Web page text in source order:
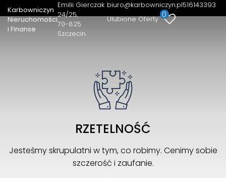
Karbowniczyn
Nieruchomości
i Finanse
Emilii Gierczak
24/25
70-825
Szczecin
biuro@karbowniczyn.pl516143393
Ulubione Oferty 0
RZETELNOŚĆ
Jesteśmy skrupulatni w tym, co robimy. Cenimy sobie
szczerość i zaufanie.